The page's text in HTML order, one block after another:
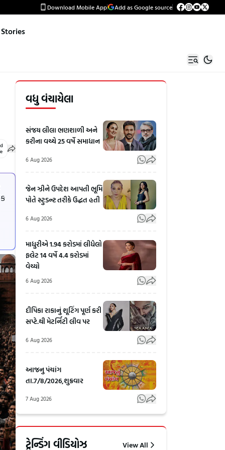
Download Mobile App Add as Google source
વધુ વંચાયેલા
સંજય લીલા ભણશાળી અને
કરીના વચ્ચે 25 વર્ષે સમાધાન
6 Aug 2026
જેન ઝીને ઉપદેશ આપતી ભૂમિ
પોતે સ્ટુડન્ટ તરીકે ઉદ્ધત હતી
6 Aug 2026
માધુરીએ 1.94 કરોડમાં લીધેલો
ફલેટ 14 વર્ષે 4.4 કરોડમાં
વેચ્યો
6 Aug 2026
દીપિકા રાકાનું શૂટિંગ પૂર્ણ કરી
સપ્ટે.થી મેટર્નિટી લીવ પર
6 Aug 2026
આજનુ પંચાંગ
તા.7/8/2026,શુક્રવાર
7 Aug 2026
ટ્રેન્ડિંગ વીડિયોઝ View All
Gir
Somnath:
નજીવી
બોલાચાલીમાં